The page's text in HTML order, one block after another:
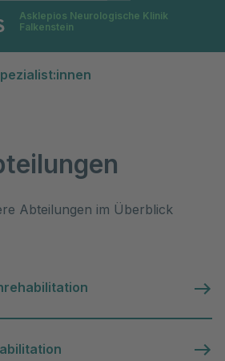
Zur Startseite
Asklepios Neurologische Klinik
Falkenstein
Abteilungen im Überblick